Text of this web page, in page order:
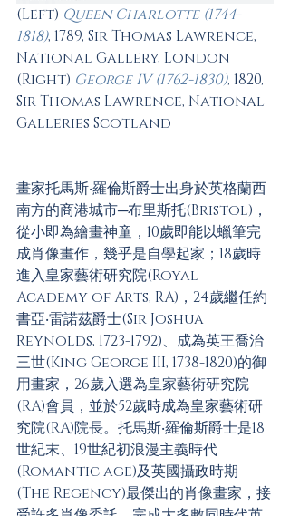
(Left) Queen Charlotte (1744-
1818), 1789, Sir Thomas Lawrence,
National Gallery, London
(Right) George IV (1762-1830), 1820,
Sir Thomas Lawrence, National
Galleries Scotland
畫家托馬斯‧羅倫斯爵士出身於英格蘭西
南方的商港城市─布里斯托(Bristol)，
從小即為繪畫神童，10歲即能以蠟筆完
成肖像畫作，幾乎是自學起家；18歲時
進入皇家藝術研究院(Royal
Academy of Arts, RA)，24歲繼任約
書亞‧雷諾茲爵士(Sir Joshua
Reynolds, 1723-1792)、成為英王喬治
三世(King George III, 1738-1820)的御
用畫家，26歲入選為皇家藝術研究院
(RA)會員，並於52歲時成為皇家藝術研
究院(RA)院長。托馬斯‧羅倫斯爵士是18
世紀末、19世紀初浪漫主義時代
(Romantic age)及英國攝政時期
(The Regency)最傑出的肖像畫家，接